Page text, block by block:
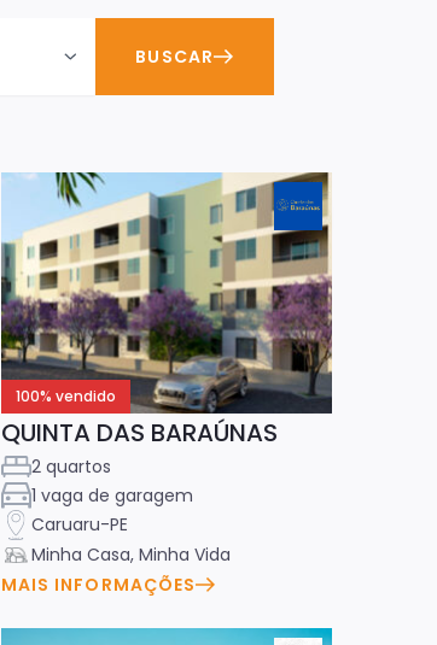
BUSCAR
100% vendido
QUINTA DAS BARAÚNAS
2 quartos
1 vaga de garagem
Caruaru-PE
Minha Casa, Minha Vida
MAIS INFORMAÇÕES